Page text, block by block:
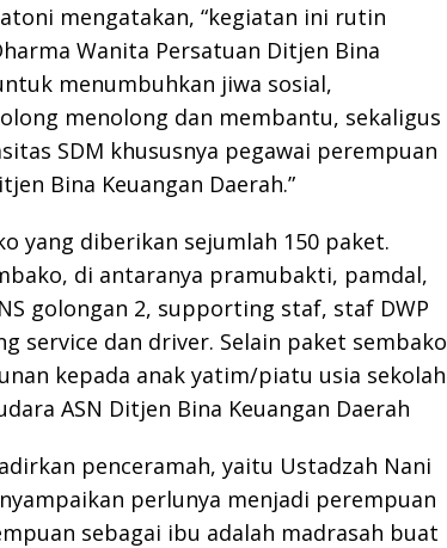
mengatakan, “kegiatan ini rutin
Wanita Persatuan Ditjen Bina
menumbuhkan jiwa sosial,
menolong dan membantu, sekaligus
SDM khususnya pegawai perempuan
Bina Keuangan Daerah.”
yang diberikan sejumlah 150 paket.
di antaranya pramubakti, pamdal,
golongan 2, supporting staf, staf DWP
service dan driver. Selain paket sembako
kepada anak yatim/piatu usia sekolah
ASN Ditjen Bina Keuangan Daerah
penceramah, yaitu Ustadzah Nani
perlunya menjadi perempuan
sebagai ibu adalah madrasah buat